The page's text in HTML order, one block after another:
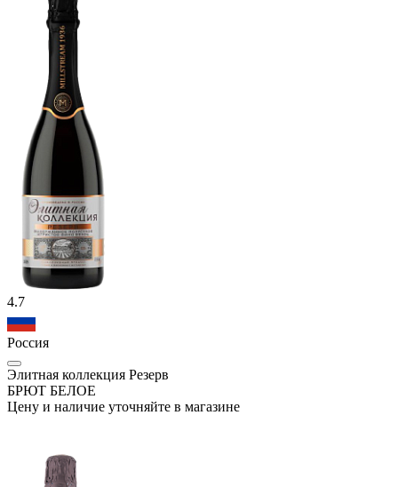
4.7
Россия
Элитная коллекция Резерв
БРЮТ БЕЛОЕ
Цену и наличие уточняйте в магазине